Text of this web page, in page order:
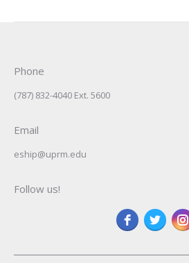
Phone
(787) 832-4040 Ext. 5600
Email
eship@uprm.edu
Follow us!